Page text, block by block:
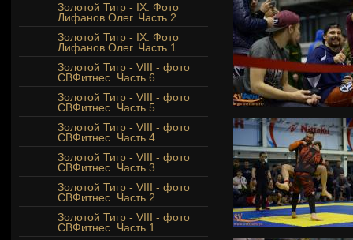
Золотой Тигр - IX. Фото
Лифанов Олег. Часть 2
Золотой Тигр - IX. Фото
Лифанов Олег. Часть 1
Золотой Тигр - VIII - фото
СВФитнес. Часть 6
Золотой Тигр - VIII - фото
СВФитнес. Часть 5
Золотой Тигр - VIII - фото
СВФитнес. Часть 4
Золотой Тигр - VIII - фото
СВФитнес. Часть 3
Золотой Тигр - VIII - фото
СВФитнес. Часть 2
Золотой Тигр - VIII - фото
СВФитнес. Часть 1